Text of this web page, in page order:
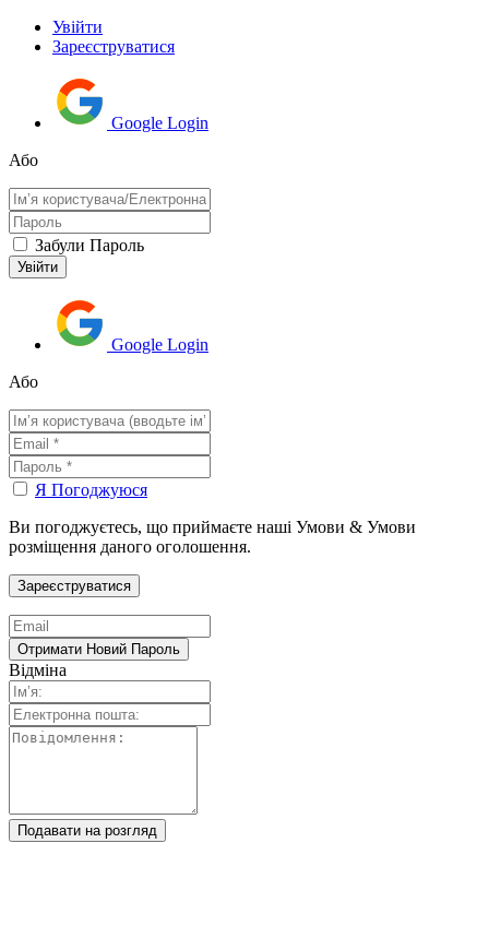
Увійти
Зареєструватися
Google Login
Або
Забули Пароль
Google Login
Або
Я Погоджуюся
Ви погоджуєтесь, що приймаєте наші Умови & Умови
розміщення даного оголошення.
Відміна